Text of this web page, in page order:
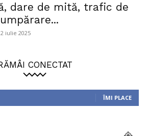
dare de mită, trafic de
2 iulie 2025
CONECTAT
ÎMI PLACE